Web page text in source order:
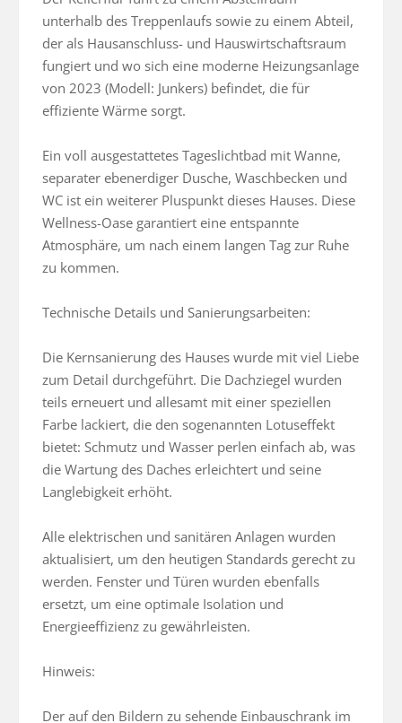
unterhalb des Treppenlaufs sowie zu einem Abteil,
der als Hausanschluss- und Hauswirtschaftsraum
fungiert und wo sich eine moderne Heizungsanlage
von 2023 (Modell: Junkers) befindet, die für
effiziente Wärme sorgt.
Ein voll ausgestattetes Tageslichtbad mit Wanne,
separater ebenerdiger Dusche, Waschbecken und
WC ist ein weiterer Pluspunkt dieses Hauses. Diese
Wellness-Oase garantiert eine entspannte
Atmosphäre, um nach einem langen Tag zur Ruhe
zu kommen.
Technische Details und Sanierungsarbeiten:
Die Kernsanierung des Hauses wurde mit viel Liebe
zum Detail durchgeführt. Die Dachziegel wurden
teils erneuert und allesamt mit einer speziellen
Farbe lackiert, die den sogenannten Lotuseffekt
bietet: Schmutz und Wasser perlen einfach ab, was
die Wartung des Daches erleichtert und seine
Langlebigkeit erhöht.
Alle elektrischen und sanitären Anlagen wurden
aktualisiert, um den heutigen Standards gerecht zu
werden. Fenster und Türen wurden ebenfalls
ersetzt, um eine optimale Isolation und
Energieeffizienz zu gewährleisten.
Hinweis:
Der auf den Bildern zu sehende Einbauschrank im